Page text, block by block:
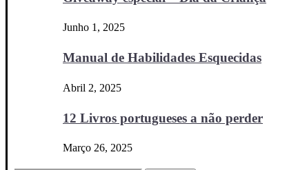
Junho 1, 2025
Manual de Habilidades Esquecidas
Abril 2, 2025
12 Livros portugueses a não perder
Março 26, 2025